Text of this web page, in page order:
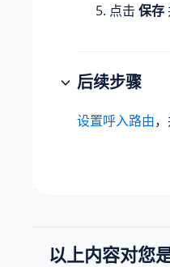
点击 保存
后续步骤
设置呼入路由
以上内容对您